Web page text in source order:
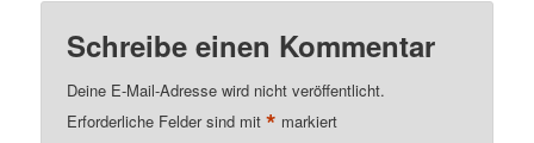
Schreibe einen Kommentar
Deine E-Mail-Adresse wird nicht veröffentlicht.
Erforderliche Felder sind mit* markiert